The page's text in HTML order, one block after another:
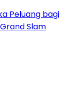
Peluang bagi
Slam